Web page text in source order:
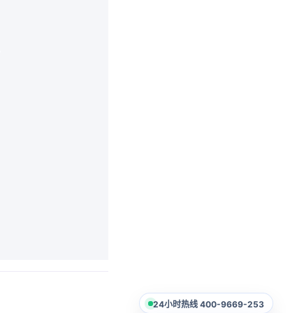
24小时热线 400-9669-253